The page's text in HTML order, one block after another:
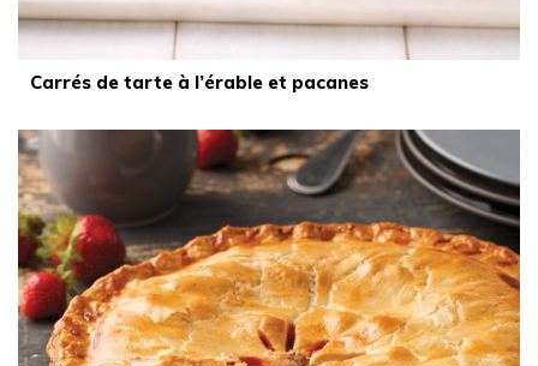
Carrés de tarte à l’érable et pacanes